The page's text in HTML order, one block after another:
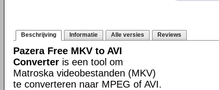
Beschrijving Informatie Alle versies Reviews
Pazera Free MKV to AVI
Converter is een tool om
Matroska videobestanden (MKV)
te converteren naar MPEG of AVI.